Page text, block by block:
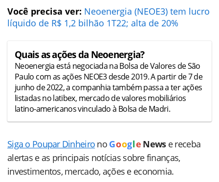
Você precisa ver: Neoenergia (NEOE3) tem lucro
líquido de R$ 1,2 bilhão 1T22; alta de 20%
Quais as ações da Neoenergia?
Neoenergia está negociada na Bolsa de Valores de São
Paulo com as ações NEOE3 desde 2019. A partir de 7 de
junho de 2022, a companhia também passa a ter ações
listadas no latibex, mercado de valores mobiliários
latino-americanos vinculado à Bolsa de Madri.
Siga o Poupar Dinheiro no Goog le News e receba
alertas e as principais notícias sobre finanças,
investimentos, mercado, ações e economia.